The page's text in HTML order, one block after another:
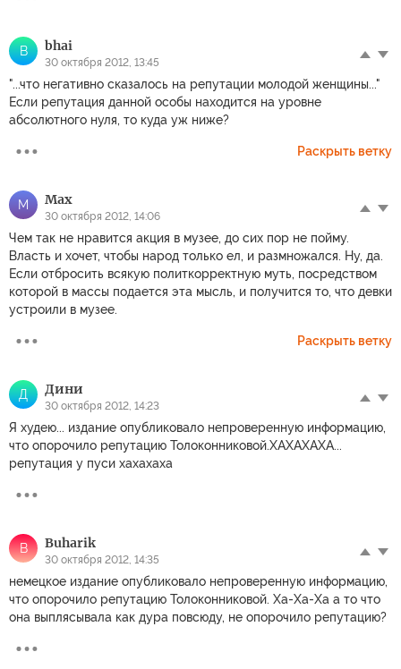
B bhai
30 октября 2012, 13:45
"...что негативно сказалось на репутации молодой женщины..."
Если репутация данной особы находится на уровне
абсолютного нуля, то куда уж ниже?
Раскрыть ветку
М Мах
30 октября 2012, 14:06
Чем так не нравится акция в музее, до сих пор не пойму.
Власть и хочет, чтобы народ только ел, и размножался. Ну, да.
Если отбросить всякую политкорректную муть, посредством
которой в массы подается эта мысль, и получится то, что девки
устроили в музее.
Раскрыть ветку
Д Дини
30 октября 2012, 14:23
Я худею... издание опубликовало непроверенную информацию,
что опорочило репутацию Толоконниковой.ХАХАХАХА...
репутация у пуси хахахаха
B Buharik
30 октября 2012, 14:35
немецкое издание опубликовало непроверенную информацию,
что опорочило репутацию Толоконниковой. Ха-Ха-Ха а то что
она выплясывала как дура повсюду, не опорочило репутацию?